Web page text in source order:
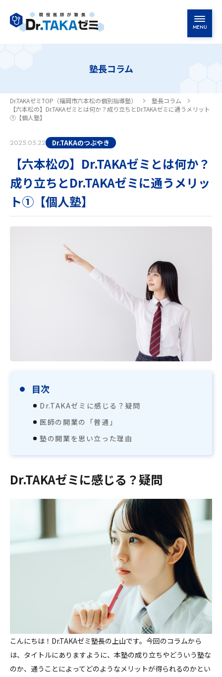
MENU
中学生コース
教室案内・アクセス
よくあるご質問
お知らせ
既卒生はDr.TAKAゼミ医学部予備校
塾長コラム
Dr.TAKAゼミTOP（福岡市六本松の個別指導塾）
塾長コラム
【六本松の】Dr.TAKAゼミとは何か？成り立ちとDr.TAKAゼミに通うメリット
①【個人塾】
2025.05.22 Dr.TAKAのつぶやき
【六本松の】Dr.TAKAゼミとは何か？
成り立ちとDr.TAKAゼミに通うメリッ
ト①【個人塾】
目次
Dr.TAKAゼミに感じる？疑問
医師の開業の「普通」
塾の開業を思い立った理由
Dr.TAKAゼミに感じる？疑問
こんにちは！Dr.TAKAゼミ塾長の上山です。今回のコラムから
は、タイトルにありますように、本塾の成り立ちやどういう塾な
のか、通うことによってどのようなメリットが得られるのかとい